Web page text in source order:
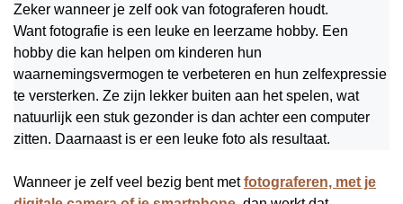
Zeker wanneer je zelf ook van fotograferen houdt.
Want fotografie is een leuke en leerzame hobby. Een
hobby die kan helpen om kinderen hun
waarnemingsvermogen te verbeteren en hun zelfexpressie
te versterken. Ze zijn lekker buiten aan het spelen, wat
natuurlijk een stuk gezonder is dan achter een computer
zitten. Daarnaast is er een leuke foto als resultaat.
Wanneer je zelf veel bezig bent metfotograferen, met je